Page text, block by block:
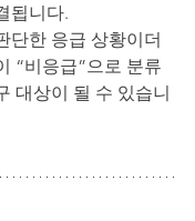
됩니다.
단한 응급 상황이더
“비응급”으로 분류
대상이 될 수 있습니